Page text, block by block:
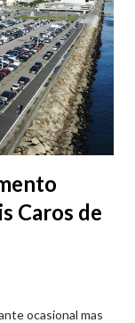
Caros de
ocasional mas